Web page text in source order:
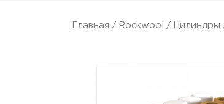
Главная / Rockwool / Цилиндры